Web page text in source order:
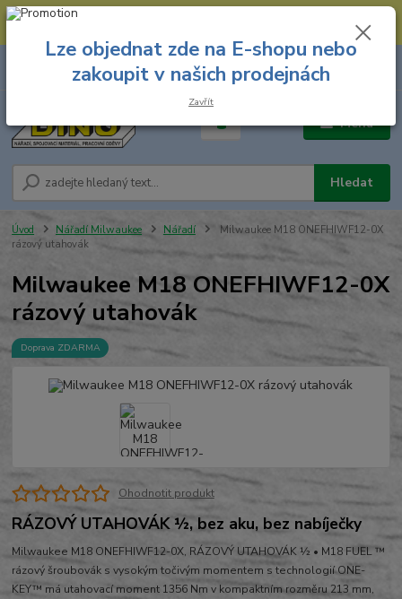
--- Spojovací materiál: 774 431 045 --- Prodejna nářadí: 731 449 423 --
Menu
Hledat
8.00 hod. - 16.00 hod.
za
Úvod Nářadí Milwaukee Nářadí
Milwaukee M18 ONEFHIWF12-0X
rázový utahovák
Milwaukee M18 ONEFHIWF12-0X
rázový utahovák
Doprava ZDARMA
Ohodnotit produkt
RÁZOVÝ UTAHOVÁK ½, bez aku, bez nabíječky
Milwaukee M18 ONEFHIWF12-0X, RÁZOVÝ UTAHOVÁK ½ • M18 FUEL ™
rázový šroubovák s vysokým točivým momentem s technologií ONE-
KEY™ má utahovací moment 1356 Nm v kompaktním rozměru 213 mm,
Lze objednat zde na E-shopu nebo
zakoupit v našich prodejnách
Zavřít